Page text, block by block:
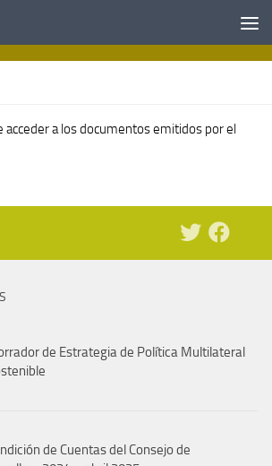
acceder a los documentos emitidos por el
de Estrategia de Política Multilateral
de Cuentas del Consejo de